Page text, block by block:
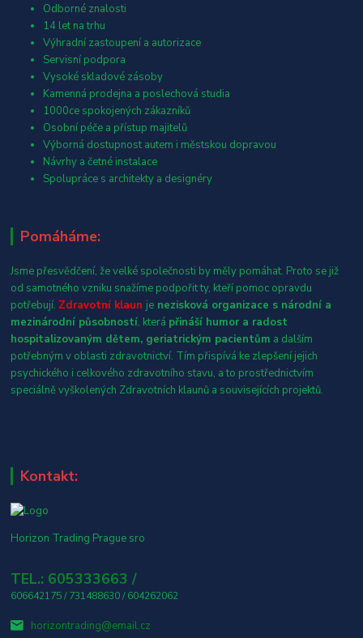
Odborné znalosti
14 let na trhu
Výhradní zastoupení a autorizace
Servisní podpora
Vysoké skladové zásoby
Kamenná prodejna a poslechová studia
1000ce spokojených zákazníků
Osobní péče a přístup majitelů
Výborná dostupnost autem i městskou dopravou
Návrhy a četné instalace
Spolupráce s architekty a designéry
Pomáháme:
Jsme přesvědčení, že velké společnosti by měly pomáhat. Proto se již
od samotného vzniku snažíme podpořit ty, kteří pomoc opravdu
potřebují. Zdravotní klaun je nezisková organizace s národní a
mezinárodní působností, která přináší humor a radost
hospitalizovaným dětem, geriatrickým pacientům a dalším
potřebným v oblasti zdravotnictví. Tím přispívá ke zlepšení jejich
psychického i celkového zdravotního stavu, a to prostřednictvím
speciálně vyškolených Zdravotních klaunů a souvisejících projektů.
Kontakt:
Horizon Trading Prague sro
TEL.: 605333663 /
606642175 / 731488630 / 604262062
horizontrading@email.cz